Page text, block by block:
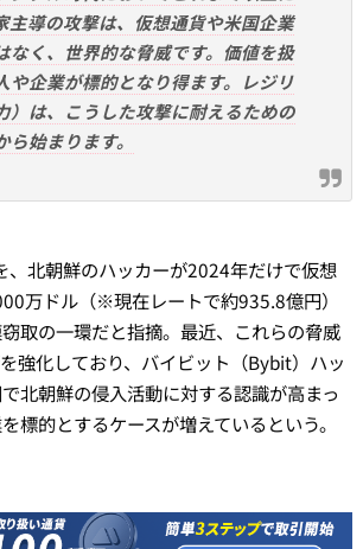
主導の攻撃は、仮想通貨や米国企業
なく、世界的な脅威です。価値を扱
や企業が標的となり得ます。レジリ
）は、こうした攻撃に耐えるための
始まります。
、北朝鮮のハッカーが2024年だけで仮想
万ドル（※現在レートで約935.8億円）
取の一環だと指摘。最近、これらの脅威
強化しており、バイビット（Bybit）ハッ
北朝鮮の侵入活動に対する認識が高まっ
標的とするケースが増えているという。